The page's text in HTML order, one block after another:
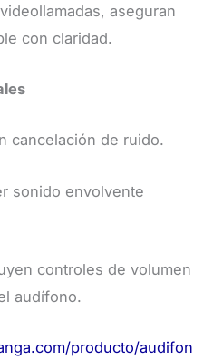
aseguran
con claridad.
cancelación de ruido.
sonido envolvente
controles de volumen
audífono.
producto/audifon